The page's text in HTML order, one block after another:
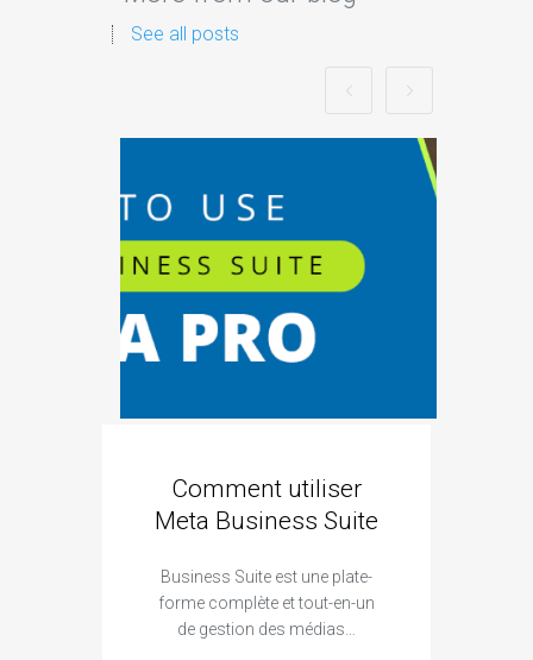
See all posts
Comment utiliser
Meta Business Suite
Business Suite est une plate-
forme complète et tout-en-un
de gestion des médias…